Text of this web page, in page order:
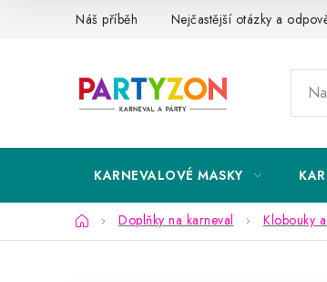
Náš příběh Nejčastější otázky a
KARNEVALOVÉ MASKY
DomůDoplňky na karneval Klobouky